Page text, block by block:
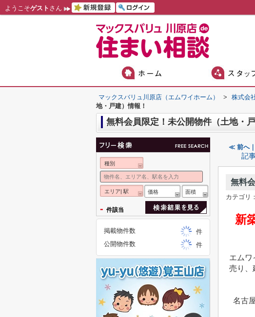
ようこそゲスト さん
マックスバリュ川原店（エムワイホーム） > 株式会
地・戸建）情報！
無料会員限定！未公開物件（土地・
≪ 前へ｜
記
無料
カテゴリ：
新
エム
売り、
名古
種別
エリア| 駅 価格 面積
- 件該当
掲載物件数
件
公開物件数
件